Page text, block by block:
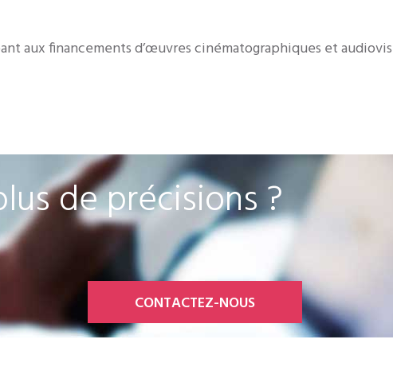
aux financements d’œuvres cinématographiques et
de précisions ?
CONTACTEZ-NOUS